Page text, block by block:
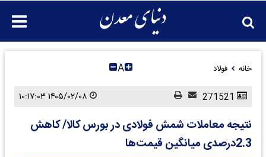
خانه فولاد A
نتیجه معاملات شمش فولادی در بورس کالا/ کاهش
2.3درصدی میانگین قیمت‌ها